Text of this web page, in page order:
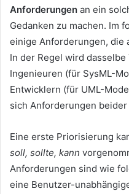
Anforderungen an ein
Gedanken zu machen. Im
einige Anforderungen, die
In der Regel wird
Ingenieuren (für SysML-
Entwicklern (für UML-
sich Anforderungen
Eine erste Priorisierung
soll, sollte, kann
Anforderungen sind wie
eine Benutzer-